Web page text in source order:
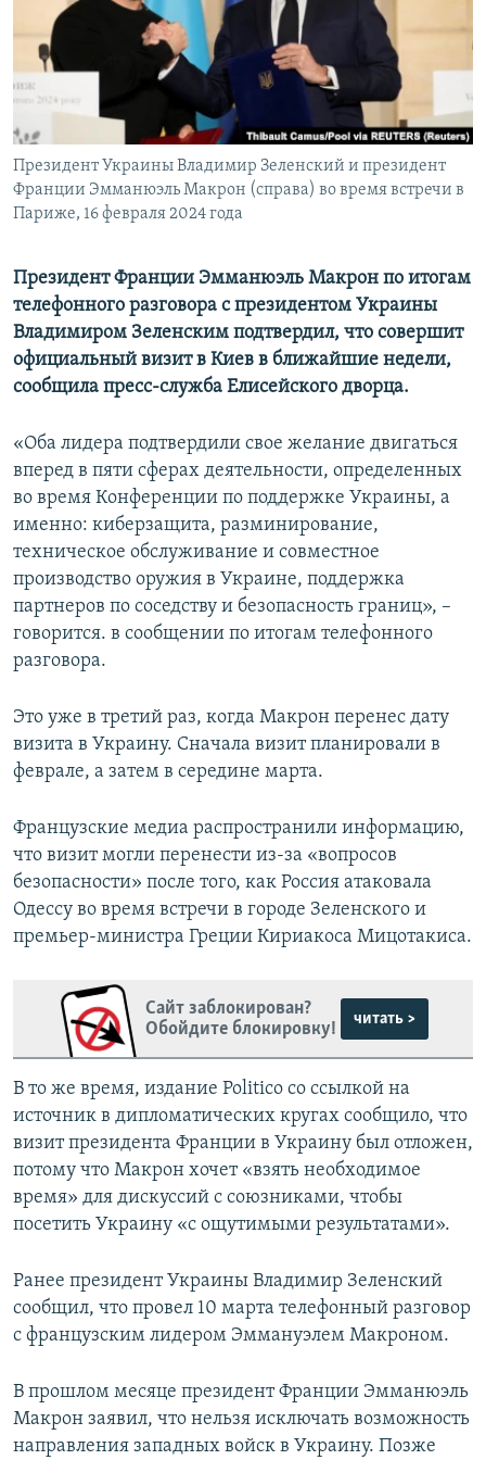
ПОБЕДИТЕЛЕЙ НЕ СУДЯТ?
КРЫМ.НЕПОКОРЕННЫЙ
ELIFBE
УКРАИНСКАЯ ПРОБЛЕМА КРЫМА
ПРИСОЕДИНЯЙТЕСЬ!
Все сайты RFE/RL
Президент Украины Владимир Зеленский и президент
Франции Эмманюэль Макрон (справа) во время встречи в
Париже, 16 февраля 2024 года
Президент Франции Эмманюэль Макрон по итогам
телефонного разговора с президентом Украины
Владимиром Зеленским подтвердил, что совершит
официальный визит в Киев в ближайшие недели,
сообщила пресс-служба Елисейского дворца.
«Оба лидера подтвердили свое желание двигаться
вперед в пяти сферах деятельности, определенных
во время Конференции по поддержке Украины, а
именно: киберзащита, разминирование,
техническое обслуживание и совместное
производство оружия в Украине, поддержка
партнеров по соседству и безопасность границ», –
говорится. в сообщении по итогам телефонного
разговора.
Это уже в третий раз, когда Макрон перенес дату
визита в Украину. Сначала визит планировали в
феврале, а затем в середине марта.
Французские медиа распространили информацию,
что визит могли перенести из-за «вопросов
безопасности» после того, как Россия атаковала
Одессу во время встречи в городе Зеленского и
премьер-министра Греции Кириакоса Мицотакиса.
Сайт заблокирован?
Обойдите блокировку!
читать >
В то же время, издание Politico со ссылкой на
источник в дипломатических кругах сообщило, что
визит президента Франции в Украину был отложен,
потому что Макрон хочет «взять необходимое
время» для дискуссий с союзниками, чтобы
посетить Украину «с ощутимыми результатами».
Ранее президент Украины Владимир Зеленский
сообщил, что провел 10 марта телефонный разговор
с французским лидером Эммануэлем Макроном.
В прошлом месяце президент Франции Эмманюэль
Макрон заявил, что нельзя исключать возможность
направления западных войск в Украину. Позже